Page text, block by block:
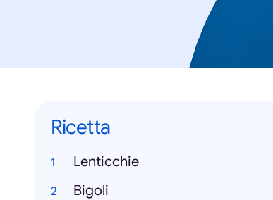
Ricetta
Lenticchie
Bigoli